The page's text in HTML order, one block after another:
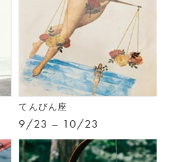
てんびん座
9/23 – 10/23